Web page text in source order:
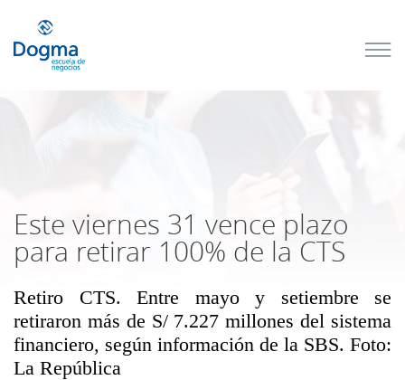
Este viernes 31 vence plazo
para retirar 100% de la CTS
Retiro CTS. Entre mayo y setiembre se
retiraron más de S/ 7.227 millones del sistema
financiero, según información de la SBS. Foto:
La República
próximos
Más Cursos